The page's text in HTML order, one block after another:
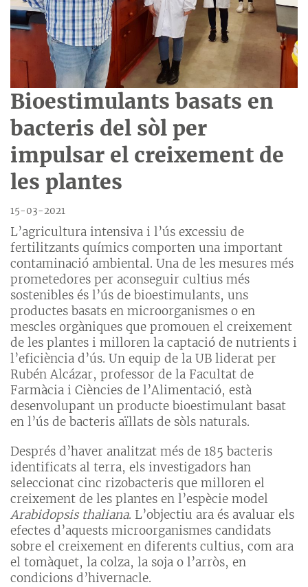
Bioestimulants basats en
bacteris del sòl per
impulsar el creixement de
les plantes
15-03-2021
L’agricultura intensiva i l’ús excessiu de
fertilitzants químics comporten una important
contaminació ambiental. Una de les mesures més
prometedores per aconseguir cultius més
sostenibles és l’ús de bioestimulants, uns
productes basats en microorganismes o en
mescles orgàniques que promouen el creixement
de les plantes i milloren la captació de nutrients i
l’eficiència d’ús. Un equip de la UB liderat per
Rubén Alcázar, professor de la Facultat de
Farmàcia i Ciències de l’Alimentació, està
desenvolupant un producte bioestimulant basat
en l’ús de bacteris aïllats de sòls naturals.
Després d’haver analitzat més de 185 bacteris
identificats al terra, els investigadors han
seleccionat cinc rizobacteris que milloren el
creixement de les plantes en l’espècie model
Arabidopsis thaliana. L’objectiu ara és avaluar els
efectes d’aquests microorganismes candidats
sobre el creixement en diferents cultius, com ara
el tomàquet, la colza, la soja o l’arròs, en
condicions d’hivernacle.